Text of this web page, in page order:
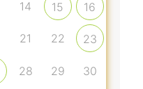
14 15 16
21 22 23
28 29 30